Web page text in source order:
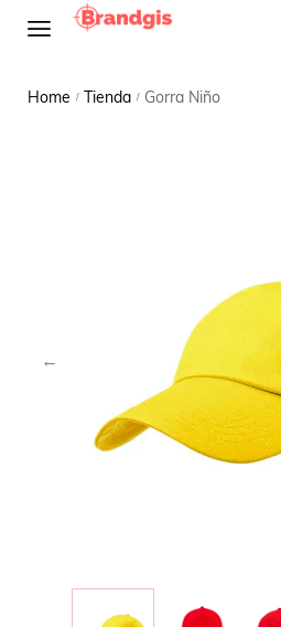
Home / Tienda / Gorra Niño